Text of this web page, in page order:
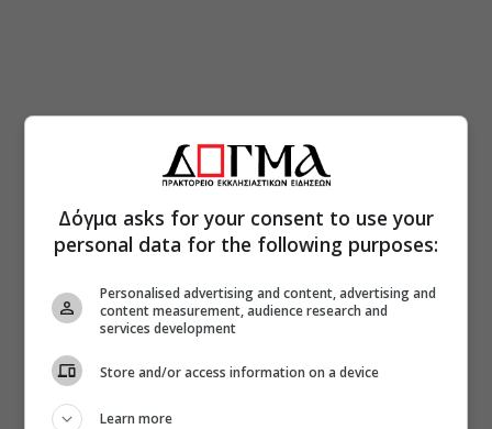
Δόγμα asks for your consent to use your
personal data for the following purposes:
Personalised advertising and content, advertising and
content measurement, audience research and
services development
Store and/or access information on a device
Learn more